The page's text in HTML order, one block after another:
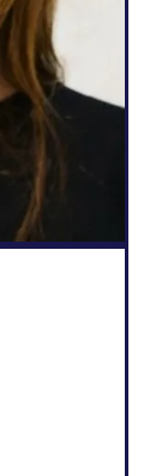
og
bare
få klikk.»
Amar
Grunnlegger